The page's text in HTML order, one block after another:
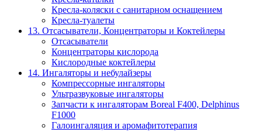
Кресла-коляски с санитарном оснащением
Кресла-туалеты
13. Отсасыватели, Концентраторы и Коктейлеры
Отсасыватели
Концентраторы кислорода
Кислородные коктейлеры
14. Ингаляторы и небулайзеры
Компрессорные ингаляторы
Ультразвуковые ингаляторы
Запчасти к ингаляторам Boreal F400, Delphinus
F1000
Галоингаляция и аромафитотерапия